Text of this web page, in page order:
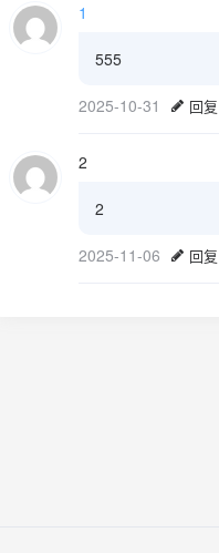
1
555
2025-10-31 回复
2
2
2025-11-06 回复